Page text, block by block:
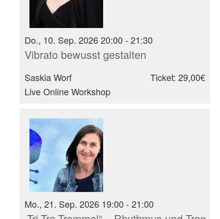
Do., 10. Sep. 2026 20:00 - 21:30
Vibrato bewusst gestalten
Saskia Worf
Live Online Workshop
Ticket: 29,00€
Mo., 21. Sep. 2026 19:00 - 21:00